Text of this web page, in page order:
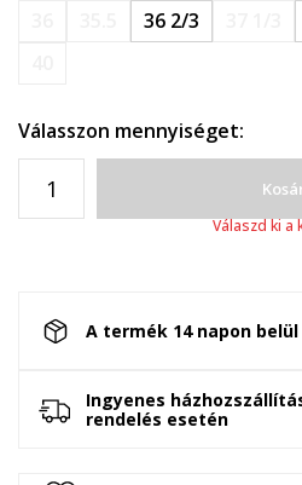
36 2/3
Válasszon mennyiséget:
Válaszd ki a
A termék 14 napon
Ingyenes
rendelés esetén